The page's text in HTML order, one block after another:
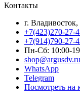
Контакты
г.
+7(423)270-27-
+7(914)790-27-
Пн-Сб: 10:00-
shop@argusdv.ru
WhatsApp
Telegram
Посмотреть на